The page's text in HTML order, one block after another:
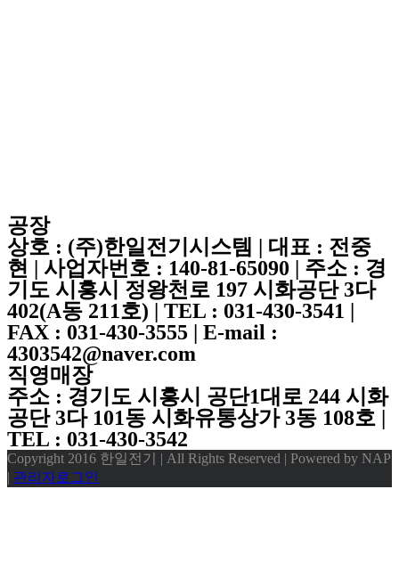
공장
상호 : (주)한일전기시스템 | 대표 : 전중
현 | 사업자번호 : 140-81-65090 | 주소 : 경
기도 시흥시 정왕천로 197 시화공단 3다
402(A동 211호) | TEL : 031-430-3541 |
FAX : 031-430-3555 | E-mail :
4303542@naver.com
직영매장
주소 : 경기도 시흥시 공단1대로 244 시화
공단 3다 101동 시화유통상가 3동 108호 |
TEL : 031-430-3542
Copyright 2016 한일전기 | All Rights Reserved | Powered by NAP
| 관리자로그인